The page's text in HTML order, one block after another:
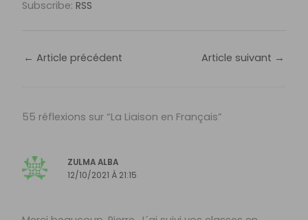
Subscribe:RSS
← Article précédent Article suivant →
55 réflexions sur “La Liaison en Français”
ZULMA ALBA
12/10/2021 À 21:15